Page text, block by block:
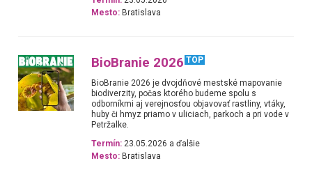
Mesto: Bratislava
BioBranie 2026 TOP
BioBranie 2026 je dvojdňové mestské mapovanie
biodiverzity, počas ktorého budeme spolu s
odborníkmi aj verejnosťou objavovať rastliny, vtáky,
huby či hmyz priamo v uliciach, parkoch a pri vode v
Petržalke.
Termín: 23.05.2026 a ďalšie
Mesto: Bratislava